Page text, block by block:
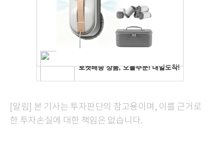
[알림] 본 기사는 투자판단의 참고용이며, 이를 근거로
한 투자손실에 대한 책임은 없습니다.